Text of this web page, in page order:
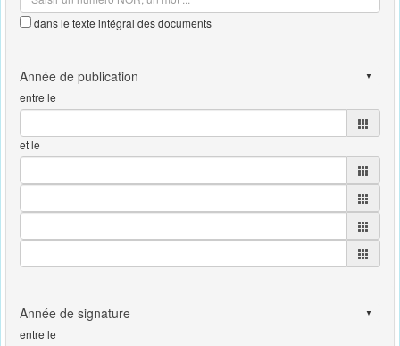
dans le texte intégral des documents
entre le
et le
entre le